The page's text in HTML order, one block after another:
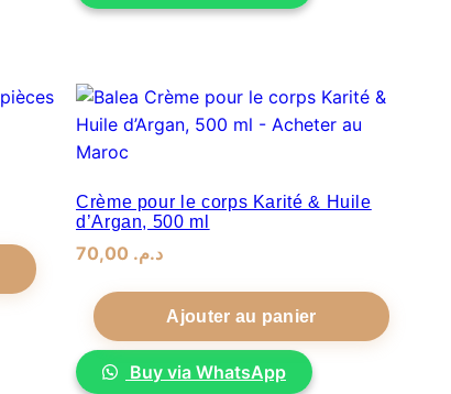
Crème pour le corps Karité & Huile
d’Argan, 500 ml
د.م.
Ajouter au panier
Buy via WhatsApp